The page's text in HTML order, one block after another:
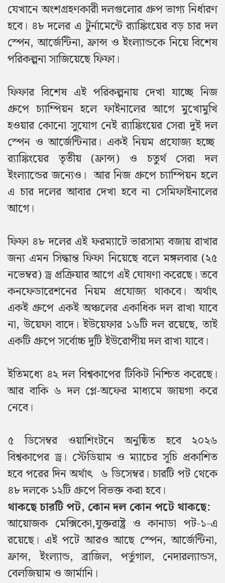
যেখানে অংশগ্রহণকারী দলগুলোর গ্রুপ ভাগ্য নির্ধারণ
হবে। ৪৮ দলের এ টুর্নামেন্টে র‌্যাঙ্কিংয়ের বড় চার দল
স্পেন, আর্জেন্টিনা, ফ্রান্স ও ইংল্যান্ডকেনিয়ে বিশেষ
পরিকল্পনা সাজিয়েছে ফিফা।
ফিফার বিশেষ এই পরিকল্পনায় দেখা যাচ্ছে নিজ
গ্রুপে চ্যাম্পিয়ন হলে ফাইনালের আগে মুখোমুখি
হওয়ার কোনো সুযোগ নেই র‌্যাঙ্কিংয়ের সেরা দুই দল
স্পেন ও আর্জেন্টিনার। একই নিয়ম প্রযোজ্য হচ্ছে
র‌্যাঙ্কিংয়ের তৃতীয় (ফ্রান্স) ও চতুর্থ সেরা দল
ইংল্যান্ডের জন্যেও। আর নিজ গ্রুপে চ্যাম্পিয়ন হলে
এ চার দলের আবার দেখা হবে না সেমিফাইনালের
আগে।
ফিফা ৪৮ দলের এই ফরম্যাটে ভারসাম্য বজায় রাখার
জন্য এমন সিদ্ধান্ত ফিফা নিয়েছে বলে মঙ্গলবার (২৫
নভেম্বর) ড্র প্রক্রিয়ার আগে এই ঘোষণা করেছে। তবে
কনফেডারেশনের নিয়ম প্রযোজ্য থাকবে। অর্থাৎ
একই গ্রুপে একই অঞ্চলের একাধিক দল রাখা যাবে
না, উয়েফা বাদে। ইউয়েফার ১৬টি দল রয়েছে, তাই
একটি গ্রুপে সর্বোচ্চ দুটি ইউরোপীয় দল রাখা যাবে।
ইতিমধ্যে ৪২ দল বিশ্বকাপের টিকিট নিশ্চিত করেছে।
আর বাকি ৬ দল প্লে-অফের মাধ্যমে জায়গা করে
নেবে।
৫ ডিসেম্বর ওয়াশিংটনে অনুষ্ঠিত হবে ২০২৬
বিশ্বকাপের ড্র। স্টেডিয়াম ও ম্যাচের সূচি প্রকাশিত
হবে পরের দিন অর্থাৎ ৬ ডিসেম্বর। চারটি পট থেকে
৪৮ দলকে ১২টি গ্রুপে বিভক্ত করা হবে।
থাকছে চারটি পট, কোন দল কোন পটে থাকছে:
আয়োজক মেক্সিকো,যুক্তরাষ্ট্র ও কানাডা পট-১-এ
রয়েছে। এই পটে আরও আছে স্পেন, আর্জেন্টিনা,
ফ্রান্স, ইংল্যান্ড, ব্রাজিল, পর্তুগাল, নেদারল্যান্ডস,
বেলজিয়াম ও জার্মানি।